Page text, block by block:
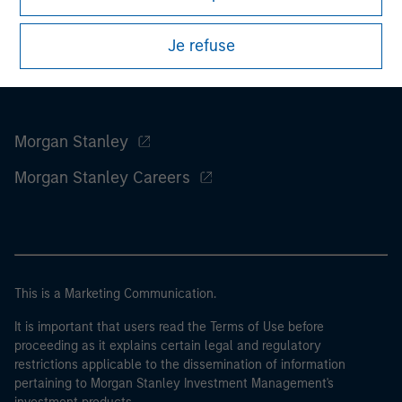
Je refuse
Morgan Stanley
Morgan Stanley Careers
This is a Marketing Communication.
It is important that users read the Terms of Use before
proceeding as it explains certain legal and regulatory
restrictions applicable to the dissemination of information
pertaining to Morgan Stanley Investment Management's